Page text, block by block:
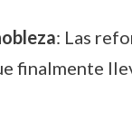
: Las
finalmente